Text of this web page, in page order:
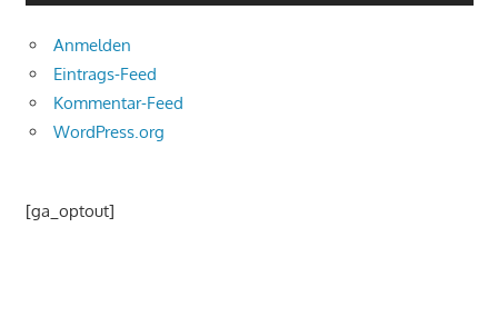
Anmelden
Eintrags-Feed
Kommentar-Feed
WordPress.org
[ga_optout]